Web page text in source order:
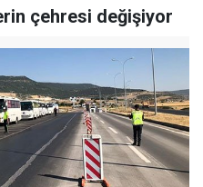
çehresi değişiyor